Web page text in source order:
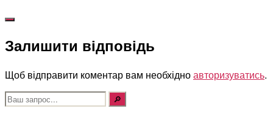
Залишити відповідь
Щоб відправити коментар вам необхідноавторизуватись.
Шукати: